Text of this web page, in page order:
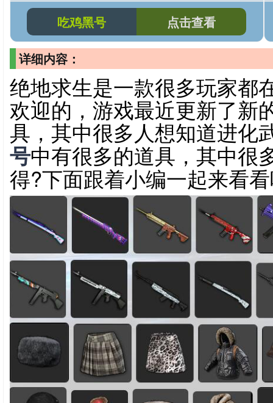
吃鸡黑号 点击查看
详细内容：
绝地求生是一款很多玩家都
欢迎的，游戏最近更新了新
具，其中很多人想知道进化
号中有很多的道具，其中很
得?下面跟着小编一起来看